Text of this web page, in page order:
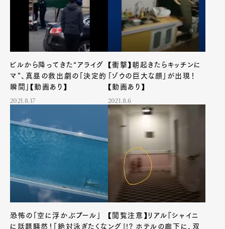
ビルから降ってきた“アライグ
マ”、真昼の救出劇の「決定的
瞬間」【動画あり】
2021.8.17
【衝撃】朝起きたらキッチンに
「ゾウの巨大な顔」が出現！
【動画あり】
2021.8.6
恐怖の「空に浮かぶプール」
に話題騒然！「絶対泳ぎたくな
【閲覧注意】リアル『シャイニ
ング』!? ホテルの廊下に、双